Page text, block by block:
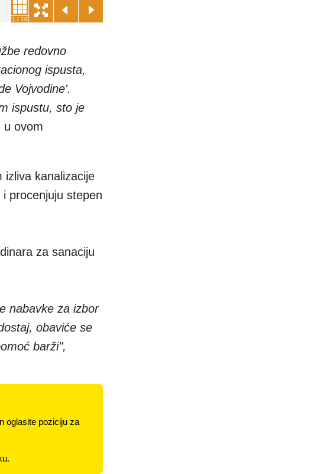
1 / 10
redovno
ispusta,
Vojvodine'.
ispustu, sto je
u ovom
izliva kanalizacije
procenjuju stepen
za sanaciju
nabavke za izbor
obaviće se
barži",
oglasite poziciju za